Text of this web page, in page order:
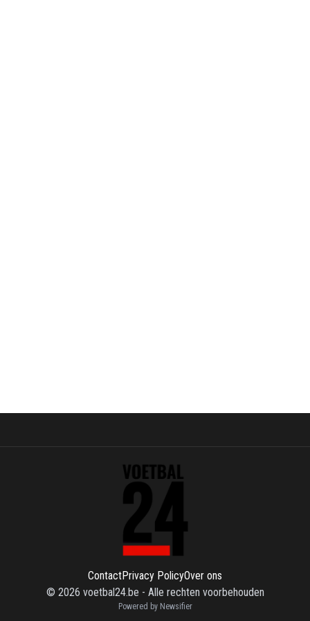
ContactPrivacy PolicyOver ons
© 2026 voetbal24.be - Alle rechten voorbehouden
Powered by Newsifier